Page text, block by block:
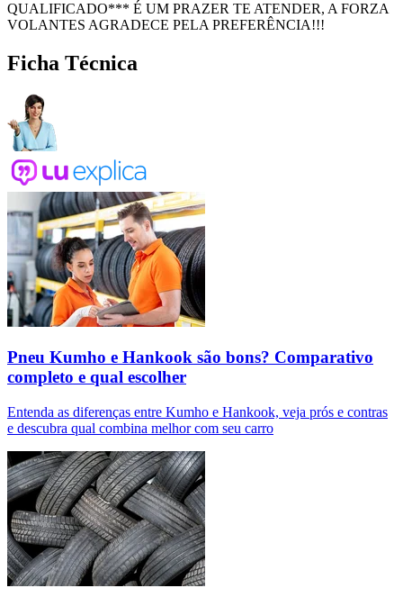
QUALIFICADO*** É UM PRAZER TE ATENDER, A FORZA
VOLANTES AGRADECE PELA PREFERÊNCIA!!!
Ficha Técnica
Pneu Kumho e Hankook são bons? Comparativo
completo e qual escolher
Entenda as diferenças entre Kumho e Hankook, veja prós e contras
e descubra qual combina melhor com seu carro